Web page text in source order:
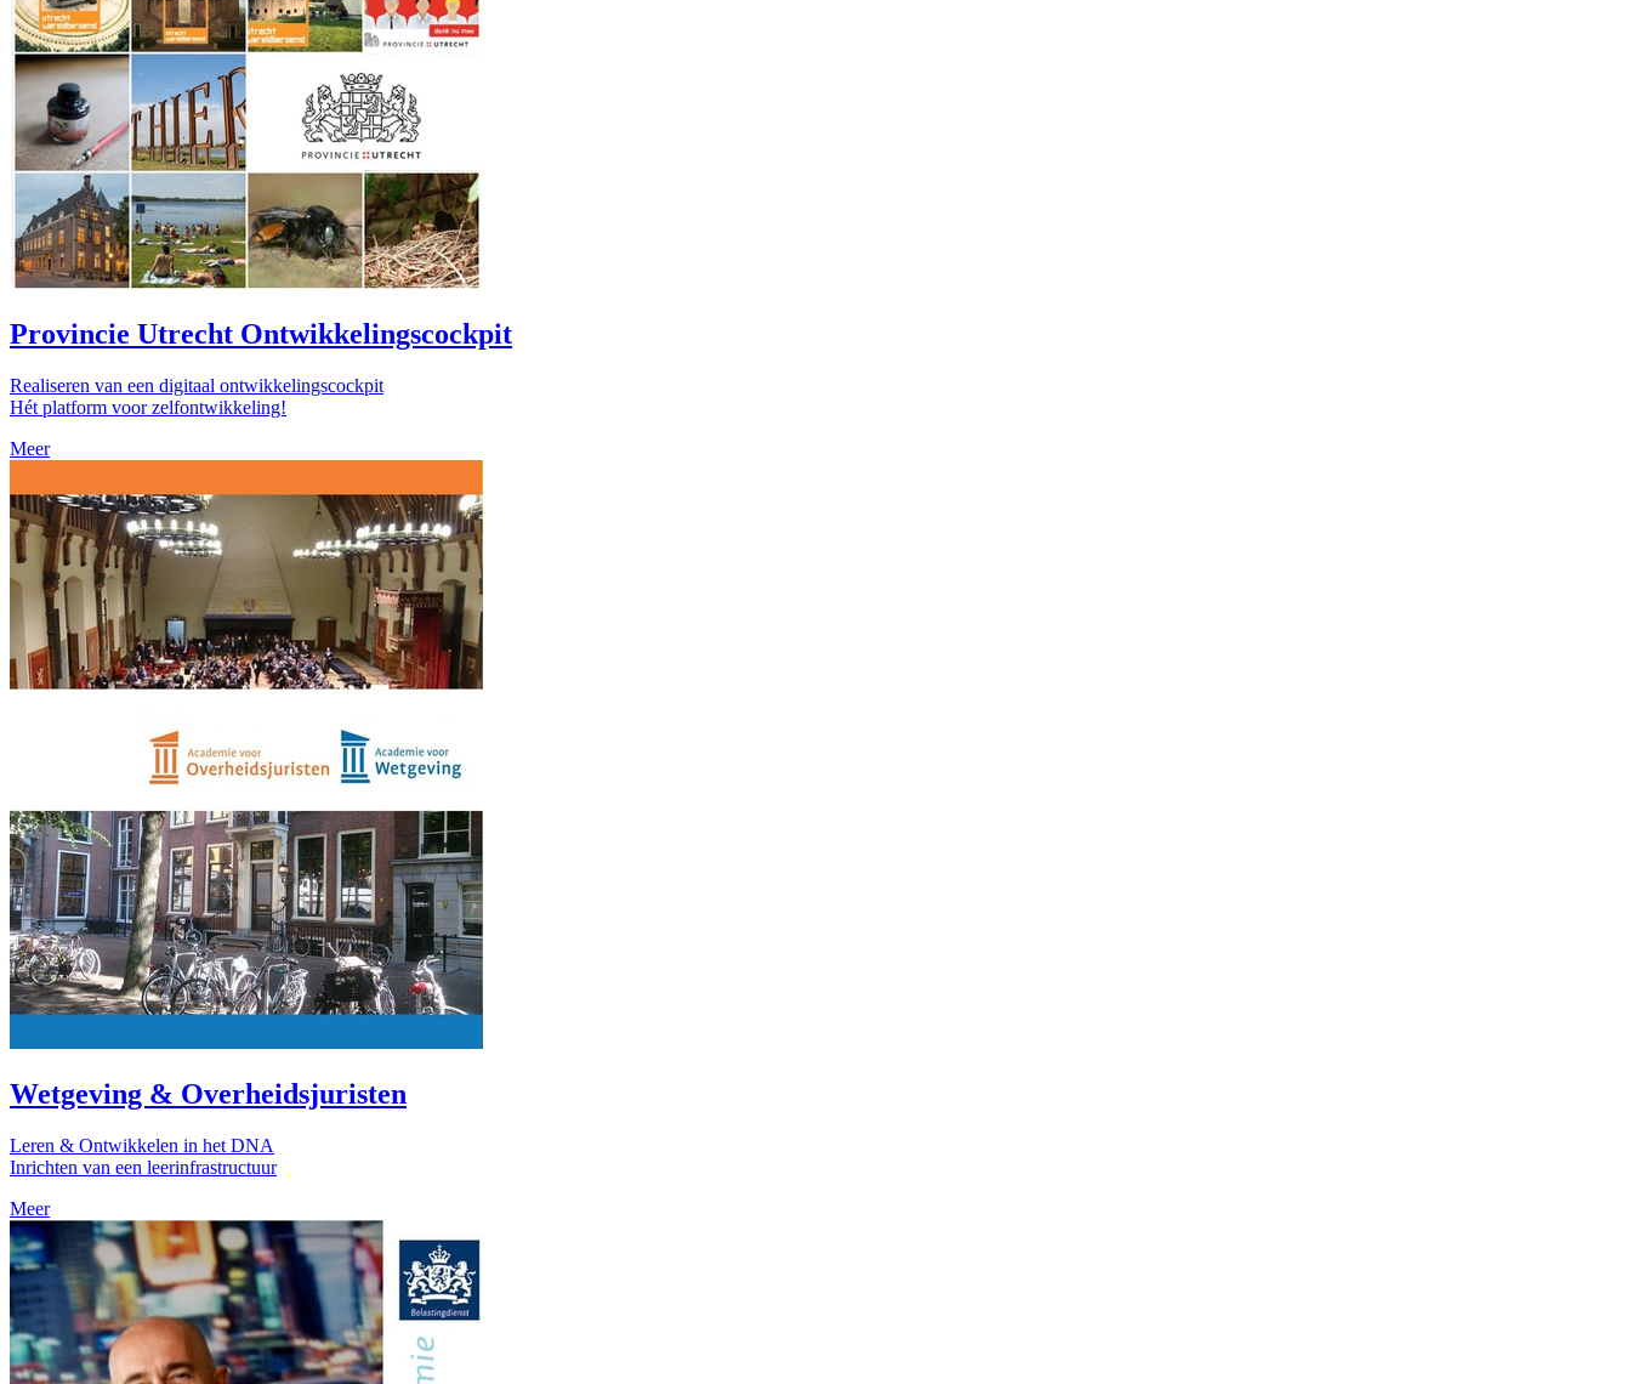
Provincie Utrecht Ontwikkelingscockpit
Realiseren van een digitaal ontwikkelingscockpit
Hét platform voor zelfontwikkeling!
Meer
Wetgeving & Overheidsjuristen
Leren & Ontwikkelen in het DNA
Inrichten van een leerinfrastructuur
Meer